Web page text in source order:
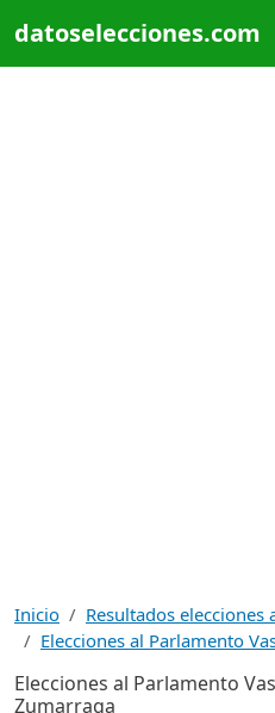
datoselecciones.com
Inicio
Resultados elecciones
Elecciones al Parlamento
Elecciones al Parlamento
Zumarraga